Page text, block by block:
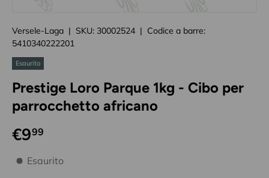
Versele-Laga | SKU: 30002524 | Codice a barre:
5410340222201
Esaurito
Prestige Loro Parque 1kg - Cibo per
parrocchetto africano
€999
disponibilità prodotto
Esaurito